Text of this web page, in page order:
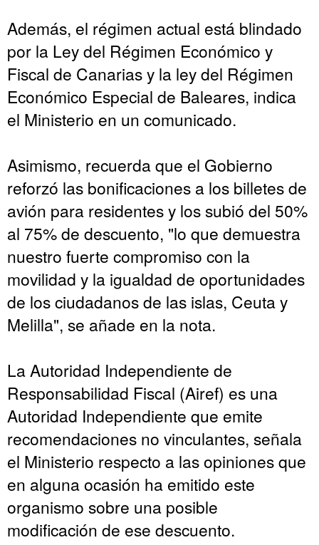
Además, el régimen actual está blindado
por la Ley del Régimen Económico y
Fiscal de Canarias y la ley del Régimen
Económico Especial de Baleares, indica
el Ministerio en un comunicado.
Asimismo, recuerda que el Gobierno
reforzó las bonificaciones a los billetes de
avión para residentes y los subió del 50%
al 75% de descuento, "lo que demuestra
nuestro fuerte compromiso con la
movilidad y la igualdad de oportunidades
de los ciudadanos de las islas, Ceuta y
Melilla", se añade en la nota.
La Autoridad Independiente de
Responsabilidad Fiscal (Airef) es una
Autoridad Independiente que emite
recomendaciones no vinculantes, señala
el Ministerio respecto a las opiniones que
en alguna ocasión ha emitido este
organismo sobre una posible
modificación de ese descuento.